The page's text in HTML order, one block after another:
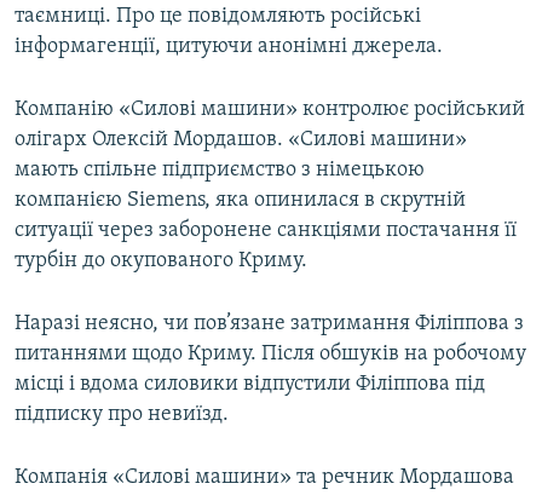
таємниці. Про це повідомляють російські
інформагенції, цитуючи анонімні джерела.
Компанію «Силові машини» контролює російський
олігарх Олексій Мордашов. «Силові машини»
мають спільне підприємство з німецькою
компанією Siemens, яка опинилася в скрутній
ситуації через заборонене санкціями постачання її
турбін до окупованого Криму.
Наразі неясно, чи пов’язане затримання Філіппова з
питаннями щодо Криму. Після обшуків на робочому
місці і вдома силовики відпустили Філіппова під
підписку про невиїзд.
Компанія «Силові машини» та речник Мордашова